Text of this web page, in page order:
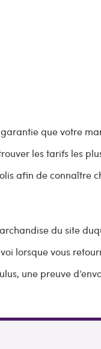
que votre
les tarifs les
afin de connaître
du site
lorsque vous
une preuve